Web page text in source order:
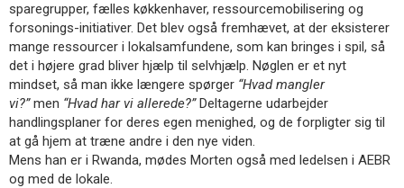
9.0:
Forside
10.0:
Nyheder
11.0:
Kalender
12.0:
Inspiration
13.0:
Værktøjskassen
14.0:
Mission
15.0:
Om
BaptistKirken
16.0:
Kontakt
sparegrupper, fælles køkkenhaver, ressourcemobilisering og
forsonings-initiativer. Det blev også fremhævet, at der eksisterer
mange ressourcer i lokalsamfundene, som kan bringes i spil, så
det i højere grad bliver hjælp til selvhjælp. Nøglen er et nyt
mindset, så man ikke længere spørger “Hvad mangler
vi?”men “Hvad har vi allerede?”Deltagerne udarbejder
handlingsplaner for deres egen menighed, og de forpligter sig til
at gå hjem at træne andre i den nye viden.
Mens han er i Rwanda, mødes Morten også med ledelsen i AEBR
og med de lokale.